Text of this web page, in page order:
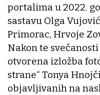
portalima u 2022.
sastavu Olga
Primorac, Hrvoje
Nakon te
otvorena izložba
strane“ Tonya
objavljivanih na